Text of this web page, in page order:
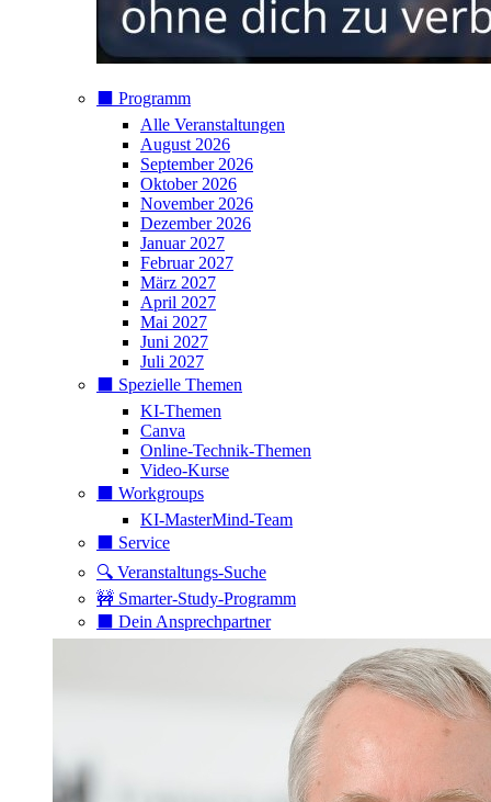
⬛️ Programm
Alle Veranstaltungen
August 2026
September 2026
Oktober 2026
November 2026
Dezember 2026
Januar 2027
Februar 2027
März 2027
April 2027
Mai 2027
Juni 2027
Juli 2027
⬛️ Spezielle Themen
KI-Themen
Canva
Online-Technik-Themen
Video-Kurse
⬛️ Workgroups
KI-MasterMind-Team
⬛️ Service
🔍 Veranstaltungs-Suche
🚧 Smarter-Study-Programm
⬛️ Dein Ansprechpartner